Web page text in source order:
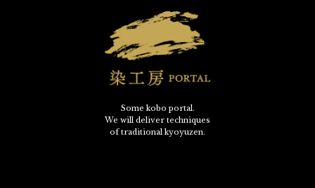
Some kobo portal.
We will deliver techniques
of traditional kyoyuzen.